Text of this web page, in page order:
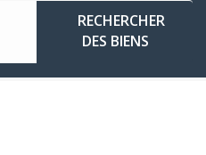
Défiscaliser La Réunion